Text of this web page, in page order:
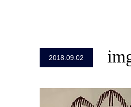
2018.09.02